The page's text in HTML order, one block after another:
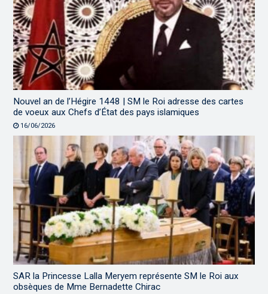
Nouvel an de l’Hégire 1448 | SM le Roi adresse des cartes
de voeux aux Chefs d’État des pays islamiques
16/06/2026
SAR la Princesse Lalla Meryem représente SM le Roi aux
obsèques de Mme Bernadette Chirac